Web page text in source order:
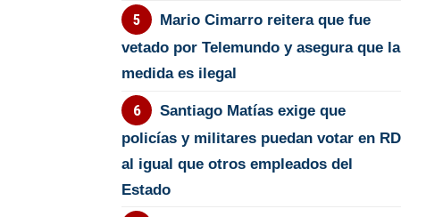
Mario Cimarro reitera que fue
vetado por Telemundo y asegura que la
medida es ilegal
Santiago Matías exige que
policías y militares puedan votar en RD
al igual que otros empleados del
Estado